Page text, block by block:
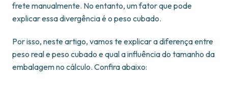
frete manualmente. No entanto, um fator que pode
explicar essa divergência é o peso cubado.
Por isso, neste artigo, vamos te explicar a diferença entre
peso real e peso cubado e qual a influência do tamanho da
embalagem no cálculo. Confira abaixo: